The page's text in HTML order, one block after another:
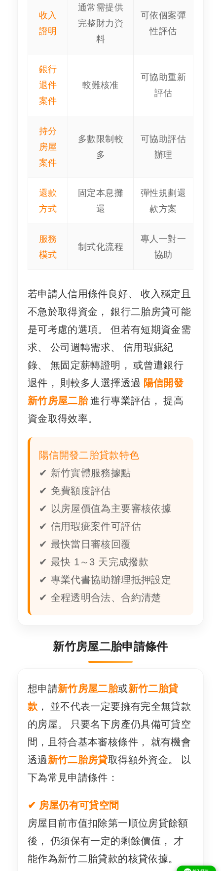
收入
證明
通常需提供
完整財力資
料
可依個案彈
性評估
銀行
退件
案件
較難核准
可協助重新
評估
持分
房屋
案件
多數限制較
多
可協助評估
辦理
還款
方式
固定本息攤
還
彈性規劃還
款方案
服務
模式
制式化流程
專人一對一
協助
若申請人信用條件良好、 收入穩定且
不急於取得資金， 銀行二胎房貸可能
是可考慮的選項。 但若有短期資金需
求、 公司週轉需求、 信用瑕疵紀
錄、 無固定薪轉證明， 或曾遭銀行
退件， 則較多人選擇透過 陽信開發
新竹房屋二胎進行專業評估， 提高
資金取得效率。
陽信開發二胎貸款特色
✔ 新竹實體服務據點
✔ 免費額度評估
✔ 以房屋價值為主要審核依據
✔ 信用瑕疵案件可評估
✔ 最快當日審核回覆
✔ 最快 1～3 天完成撥款
✔ 專業代書協助辦理抵押設定
✔ 全程透明合法、合約清楚
新竹房屋二胎申請條件
想申請新竹房屋二胎或新竹二胎貸
款 ， 並不代表一定要擁有完全無貸款
的房屋。 只要名下房產仍具備可貸空
間，且符合基本審核條件， 就有機會
透過新竹二胎房貸取得額外資金。 以
下為常見申請條件：
✔ 房屋仍有可貸空間
房屋目前市值扣除第一順位房貸餘額
後， 仍須保有一定的剩餘價值， 才
能作為新竹二胎貸款的核貸依據。